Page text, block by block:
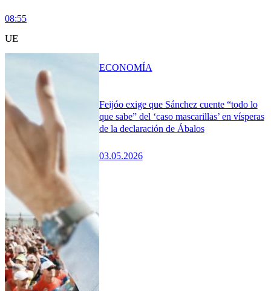
08:55
UE
Feijóo exige que Sánchez cuente “todo lo
que sabe” del ‘caso mascarillas’ en vísperas
de la declaración de Ábalos
03.05.2026
ECONOMÍA